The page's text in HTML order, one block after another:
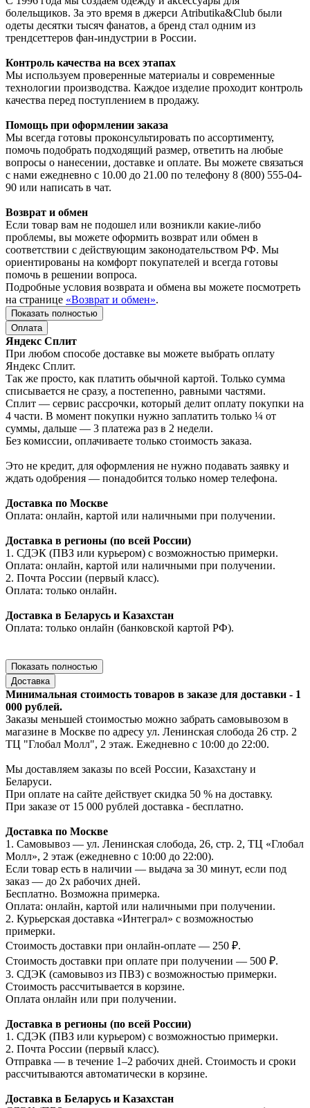
болельщиков. За это время в джерси Atributika&Club были
одеты десятки тысяч фанатов, а бренд стал одним из
трендсеттеров фан-индустрии в России.
Контроль качества на всех этапах
Мы используем проверенные материалы и современные
технологии производства. Каждое изделие проходит контроль
качества перед поступлением в продажу.
Помощь при оформлении заказа
Мы всегда готовы проконсультировать по ассортименту,
помочь подобрать подходящий размер, ответить на любые
вопросы о нанесении, доставке и оплате. Вы можете связаться
с нами ежедневно с 10.00 до 21.00 по телефону 8 (800) 555-04-
90 или написать в чат.
Возврат и обмен
Если товар вам не подошел или возникли какие-либо
проблемы, вы можете оформить возврат или обмен в
соответствии с действующим законодательством РФ. Мы
ориентированы на комфорт покупателей и всегда готовы
помочь в решении вопроса.
Подробные условия возврата и обмена вы можете посмотреть
на странице «Возврат и обмен».
Показать полностью
Оплата
Яндекс Сплит
При любом способе доставке вы можете выбрать оплату
Яндекс Сплит.
Так же просто, как платить обычной картой. Только сумма
списывается не сразу, а постепенно, равными частями.
Сплит — сервис рассрочки, который делит оплату покупки на
4 части. В момент покупки нужно заплатить только ¼ от
суммы, дальше — 3 платежа раз в 2 недели.
Без комиссии, оплачиваете только стоимость заказа.
Это не кредит, для оформления не нужно подавать заявку и
ждать одобрения — понадобится только номер телефона.
Доставка по Москве
Оплата: онлайн, картой или наличными при получении.
Доставка в регионы (по всей России)
1. СДЭК (ПВЗ или курьером) с возможностью примерки.
Оплата: онлайн, картой или наличными при получении.
2. Почта России (первый класс).
Оплата: только онлайн.
Доставка в Беларусь и Казахстан
Оплата: только онлайн (банковской картой РФ).
Показать полностью
Доставка
Минимальная стоимость товаров в заказе для доставки - 1
000 рублей.
Заказы меньшей стоимостью можно забрать самовывозом в
магазине в Москве по адресу ул. Ленинская слобода 26 стр. 2
ТЦ "Глобал Молл", 2 этаж. Ежедневно с 10:00 до 22:00.
Мы доставляем заказы по всей России, Казахстану и
Беларуси.
При оплате на сайте действует скидка 50 % на доставку.
При заказе от 15 000 рублей доставка - бесплатно.
Доставка по Москве
1. Самовывоз — ул. Ленинская слобода, 26, стр. 2, ТЦ «Глобал
Молл», 2 этаж (ежедневно с 10:00 до 22:00).
Если товар есть в наличии — выдача за 30 минут, если под
заказ — до 2х рабочих дней.
Бесплатно. Возможна примерка.
Оплата: онлайн, картой или наличными при получении.
2. Курьерская доставка «Интеграл» с возможностью
примерки.
Стоимость доставки при онлайн-оплате — 250 ₽.
Стоимость доставки при оплате при получении — 500 ₽.
3. СДЭК (самовывоз из ПВЗ) с возможностью примерки.
Стоимость рассчитывается в корзине.
Оплата онлайн или при получении.
Доставка в регионы (по всей России)
1. СДЭК (ПВЗ или курьером) с возможностью примерки.
2. Почта России (первый класс).
Отправка — в течение 1–2 рабочих дней. Стоимость и сроки
рассчитываются автоматически в корзине.
Доставка в Беларусь и Казахстан